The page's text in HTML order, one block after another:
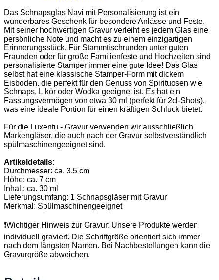
Das Schnapsglas Navi mit Personalisierung ist ein
wunderbares Geschenk für besondere Anlässe und Feste.
Mit seiner hochwertigen Gravur verleiht es jedem Glas eine
persönliche Note und macht es zu einem einzigartigen
Erinnerungsstück. Für Stammtischrunden unter guten
Fraunden oder für große Familienfeste und Hochzeiten sind
personalisierte Stamper immer eine gute Idee! Das Glas
selbst hat eine klassische Stamper-Form mit dickem
Eisboden, die perfekt für den Genuss von Spirituosen wie
Schnaps, Likör oder Wodka geeignet ist. Es hat ein
Fassungsvermögen von etwa 30 ml (perfekt für 2cl-Shots),
was eine ideale Portion für einen kräftigen Schluck bietet.
Für die Luxentu - Gravur verwenden wir ausschließlich
Markengläser, die auch nach der Gravur selbstverständlich
spülmaschinengeeignet sind.
Artikeldetails:
Durchmesser: ca. 3,5 cm
Höhe: ca. 7 cm
Inhalt: ca. 30 ml
Lieferungsumfang: 1 Schnapsgläser mit Gravur
Merkmal: Spülmaschinengeeignet
❗Wichtiger Hinweis zur Gravur: Unsere Produkte werden
individuell graviert. Die Schriftgröße orientiert sich immer
nach dem längsten Namen. Bei Nachbestellungen kann die
Gravurgröße abweichen.